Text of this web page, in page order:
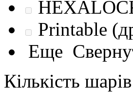
Printable
Еще
Кількість шарів